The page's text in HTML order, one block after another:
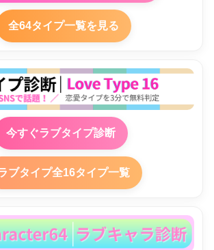
全64タイプ一覧を見る
今すぐラブタイプ診断
ブタイプ全16タイプ一覧